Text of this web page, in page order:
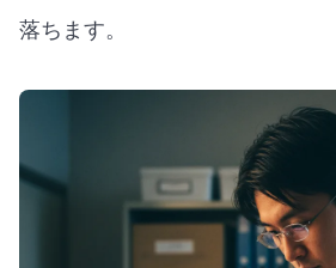
落ちます。